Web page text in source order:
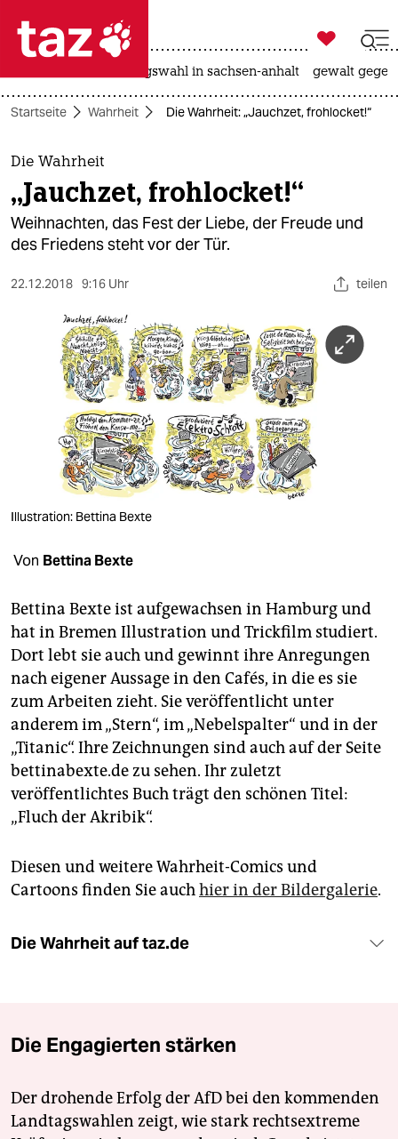
 taz zahl ich
taz zahl ich
themen
politik
öko
gesellschaft
wahrheit
verlag
verlag
shop
fragen & hilfe
unterstützen
abo
genossenschaft
epaper login

taz zahl ich
landtagswahl in sachsen-anhalt gewalt
Startseite Wahrheit Die Wahrheit: „Jauchzet, frohlocket!“
Die Wahrheit
„Jauchzet, frohlocket!“
Weihnachten, das Fest der Liebe, der Freude und
des Friedens steht vor der Tür.
22.12.2018 9:16 Uhr teilen
Illustration: Bettina Bexte
Von Bettina Bexte
Bettina Bexte ist aufgewachsen in Hamburg und
hat in Bremen Illustration und Trickfilm studiert.
Dort lebt sie auch und gewinnt ihre Anregungen
nach eigener Aussage in den Cafés, in die es sie
zum Arbeiten zieht. Sie veröffentlicht unter
anderem im „Stern“, im „Nebelspalter“ und in der
„Titanic“. Ihre Zeichnungen sind auch auf der Seite
bettinabexte.de zu sehen. Ihr zuletzt
veröffentlichtes Buch trägt den schönen Titel:
„Fluch der Akribik“.
Diesen und weitere Wahrheit-Comics und
Cartoons finden Sie auchhier in der Bildergalerie.
Die Wahrheit auf taz.de
Die Engagierten stärken
Der drohende Erfolg der AfD bei den kommenden
Landtagswahlen zeigt, wie stark rechtsextreme